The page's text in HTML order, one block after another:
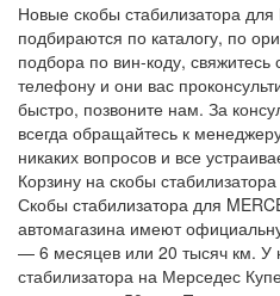
Новые скобы стабилизатора
подбираются по каталогу, по
подбора по вин-коду,
телефону и они вас
быстро, позвоните нам. За
всегда обращайтесь к
никаких вопросов и все
Корзину на скобы
Скобы стабилизатора для
автомагазина имеют
— 6 месяцев или 20 тысяч км. У
стабилизатора на Мерседес